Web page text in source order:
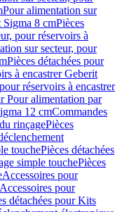
Pour alimentation sur
Sigma 8 cmPièces
pour réservoirs à
sur secteur, pour
Pièces détachées pour
à encastrer Geberit
réservoirs à encastrer
Pour alimentation par
12 cmCommandes
rinçagePièces
touchePièces détachées
simple touchePièces
Accessoires pour
pour
détachées pour Kits